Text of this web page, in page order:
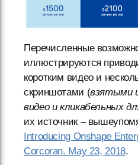
Перечисленные
иллюстрируются
коротким видео и
скриншотами (взятыми
видео и кликабельных
их источник –
Introducing Onshape
Corcoran. May 23, 2018.